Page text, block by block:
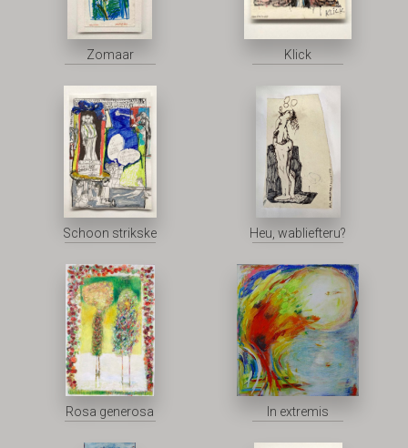
Zomaar Klick
Schoon strikske Heu, wabliefteru?
Rosa generosa In extremis